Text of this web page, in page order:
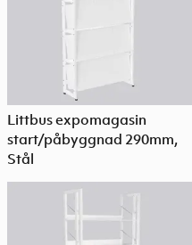
Littbus expomagasin
start/påbyggnad 290mm,
Stål